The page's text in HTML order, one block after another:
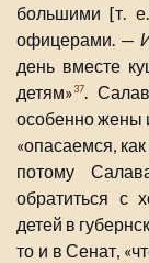
большими [т.
офицерами. —
день вместе
детям»37.
особенно жены
«опасаемся,
потому
обратиться с
детей в
то и в Сенат,